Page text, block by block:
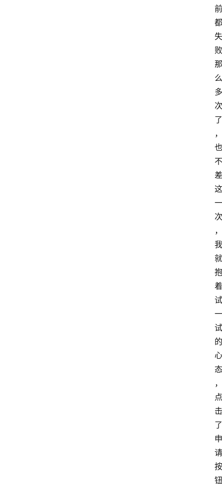
前
都
失
败
那
么
多
次
了
，
也
不
差
这
一
次
，
我
就
抱
着
试
一
试
的
心
态
，
点
击
了
申
请
按
钮